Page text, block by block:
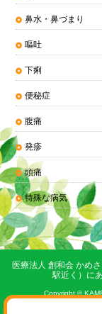
鼻水・鼻づまり
嘔吐
下痢
便秘症
腹痛
発疹
頭痛
特殊な病気
医療法人 創和会 かめ
駅近く）に
Copyright ©